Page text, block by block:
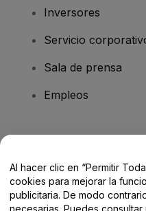
Inversores
Servicio
Sala de prensa
Empleos
Centro de Ayuda /
Al hacer clic en “Permitir
cookies para mejorar la
publicitaria. De modo
necesarias. Puedes consultar